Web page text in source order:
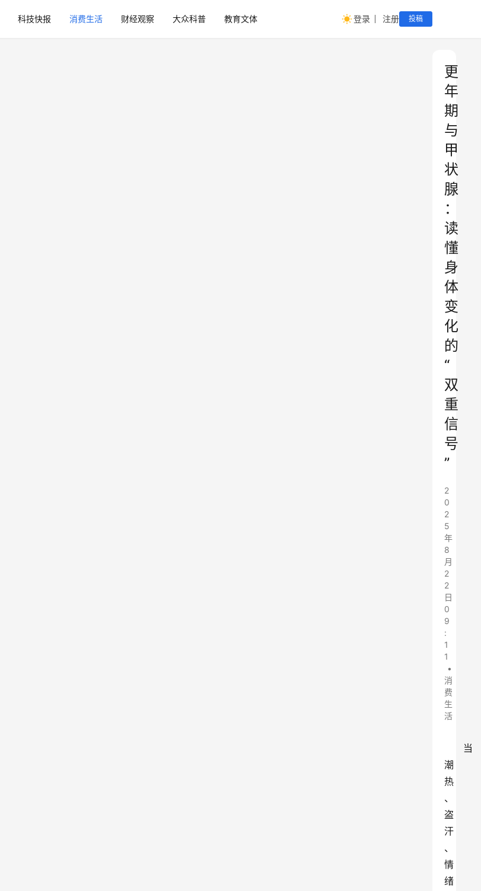
科技快报 消费生活 财经观察 大众科普 教育文体 登录 注册 投稿
更
年
期
与
甲
状
腺
：
读
懂
身
体
变
化
的
“
双
重
信
号
”
2
0
2
5
年
8
月
2
2
日
0
9
:
1
1
•
消
费
生
活
当
潮
热
、
盗
汗
、
情
绪